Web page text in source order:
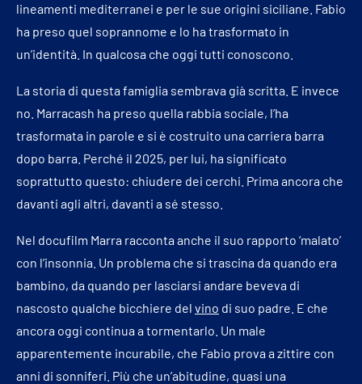
lineamenti mediterranei e per le sue origini siciliane. Fabio
ha preso quel soprannome e lo ha trasformato in
un’identità. In qualcosa che oggi tutti conoscono.
La storia di questa famiglia sembrava già scritta. E invece
no. Marracash ha preso quella rabbia sociale, l’ha
trasformata in parole e si è costruito una carriera barra
dopo barra. Perché il 2025, per lui, ha significato
soprattutto questo: chiudere dei cerchi. Prima ancora che
davanti agli altri, davanti a sé stesso.
Nel docufilm Marra racconta anche il suo rapporto ‘malato’
con l’insonnia. Un problema che si trascina da quando era
bambino, da quando per lasciarsi andare beveva di
nascosto qualche bicchiere del vino di suo padre. E che
ancora oggi continua a tormentarlo. Un male
apparentemente incurabile, che Fabio prova a zittire con
anni di sonniferi. Più che un’abitudine, quasi una